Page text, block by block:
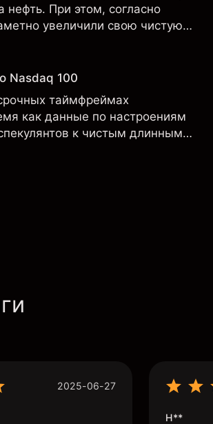
При этом, согласно
увеличили свою чистую
Nasdaq 100
таймфреймах
как данные по настроениям
к чистым длинным
of Traders (CoT).
2025-06-27
Н**